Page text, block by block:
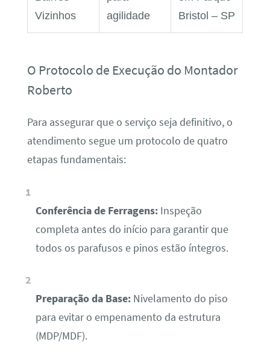
Vizinhos
agilidade
Bristol – SP
O Protocolo de Execução do Montador
Roberto
Para assegurar que o serviço seja definitivo, o
atendimento segue um protocolo de quatro
etapas fundamentais:
Conferência de Ferragens:Inspeção
completa antes do início para garantir que
todos os parafusos e pinos estão íntegros.
Preparação da Base:Nivelamento do piso
para evitar o empenamento da estrutura
(MDP/MDF).